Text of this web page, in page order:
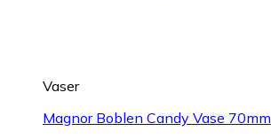
Vaser
Magnor Boblen Candy Vase 70mm